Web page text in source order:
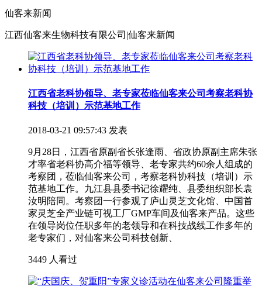
仙客来新闻
江西仙客来生物科技有限公司|仙客来新闻
江西省老科协领导、老专家莅临仙客来公司考察老科协
科技（培训）示范基地工作
2018-03-21 09:57:43 发表
9月28日，江西省原副省长张逢雨、省政协原副主席朱张
才率省老科协高介福等领导、老专家共约60余人组成的
考察团，莅临仙客来公司，考察老科协科技（培训）示
范基地工作。九江县县委书记徐耀纯、县委组织部长袁
汝明陪同。考察团一行参观了庐山灵芝文化馆、中国首
家灵芝全产业链可视工厂GMP车间及仙客来产品。这些
在领导岗位任职多年的老领导和在科技战线工作多年的
老专家们，对仙客来公司科技创新、
3449 人看过